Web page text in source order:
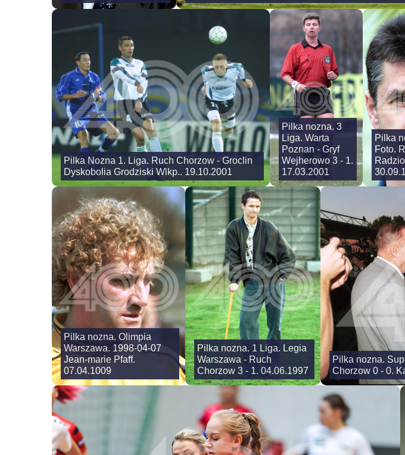
Pilka Nozna 1. Liga. Ruch Chorzow - Groclin
Dyskobolia Grodziski Wlkp.. 19.10.2001
Pilka nozna. 3
Liga. Warta
Poznan - Gryf
Wejherowo 3 - 1.
17.03.2001
Pilka
Foto.
Pilka nozna. Olimpia
Warszawa. 1998-04-07
Jean-marie Pfaff.
07.04.1009
Pilka nozna. 1 Liga. Legia
Warszawa - Ruch
Chorzow 3 - 1. 04.06.1997
Pilka nozna.
Chorzow 0 - 0.